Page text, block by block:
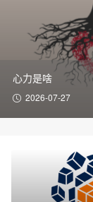
心力是啥
2026-07-27